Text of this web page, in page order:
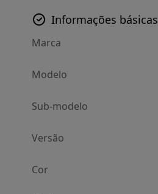
Informações básicas
Marca
Modelo
Sub-modelo
Versão
Cor